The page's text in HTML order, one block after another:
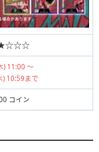
) 11:00 ～
) 10:59まで
コイン